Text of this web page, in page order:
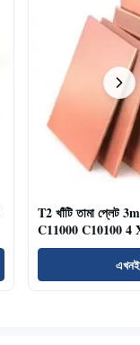
T2 খাঁটি তামা প্লেট
C11000 C10100 4